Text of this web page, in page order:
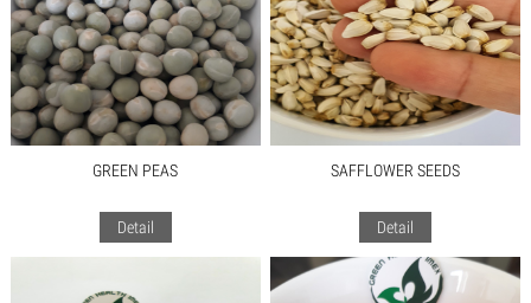
GREEN PEAS
Detail
SAFFLOWER SEEDS
Detail